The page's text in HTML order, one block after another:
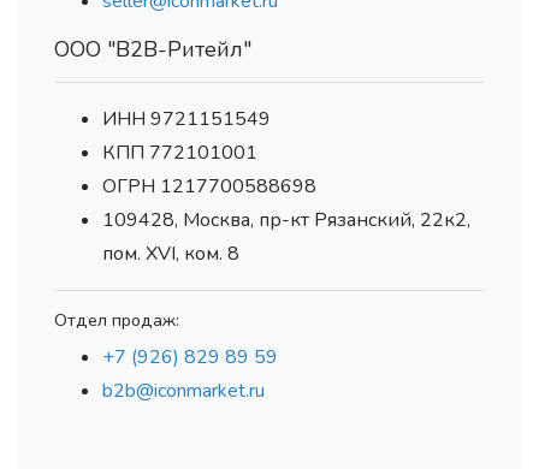
ООО "В2В-Ритейл"
ИНН 9721151549
КПП 772101001
ОГРН 1217700588698
109428, Москва, пр-кт Рязанский, 22к2,
пом. XVI, ком. 8
Отдел продаж:
+7 (926) 829 89 59
b2b@iconmarket.ru